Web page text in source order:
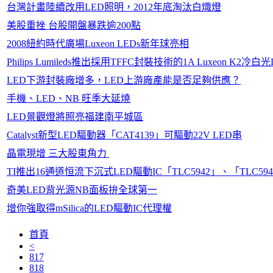
台灣計畫陸續改用LED照明，2012年底淘汰白熾燈
美股重挫 台股開盤暴跌逾200點
2008紐約時代廣場Luxeon LEDs新年球亮相
Philips Lumileds推出採用TFFC封裝技術的1A Luxeon K2冷白
LED下游封裝廠增多，LED上游廠產能是否足夠供應？
手機、LED、NB 旺季大延燒
LED景觀燈將照亮福建南平城區
Catalyst新型LED驅動器「CAT4139」可驅動22V LED串
晶電現增 三大股東角力
TI推出16通道恒流下沉式LED驅動IC「TLC5942」、「
奇美LED背光源NB面板拚全球第一
增你強取得mSilica的LED驅動IC代理權
首頁
<
817
818